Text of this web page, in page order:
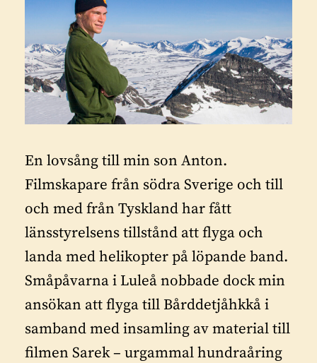
En lovsång till min son Anton.
Filmskapare från södra Sverige och till
och med från Tyskland har fått
länsstyrelsens tillstånd att flyga och
landa med helikopter på löpande band.
Småpåvarna i Luleå nobbade dock min
ansökan att flyga till Bårddetjåhkkå i
samband med insamling av material till
filmen Sarek – urgammal hundraåring